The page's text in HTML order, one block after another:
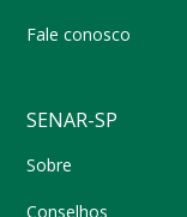
Fale conosco
SENAR-SP
Sobre
Conselhos